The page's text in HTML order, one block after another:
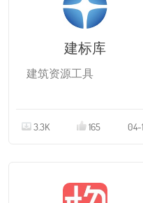
建标库
建筑资源工具
3.3K 165 04-